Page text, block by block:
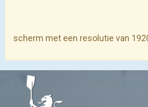
scherm met een resolutie van